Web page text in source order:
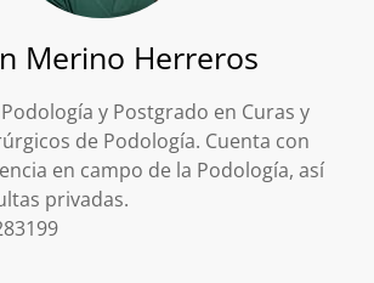
Merino Herreros
y Postgrado en Curas y
de Podología. Cuenta con
en campo de la Podología, así
privadas.